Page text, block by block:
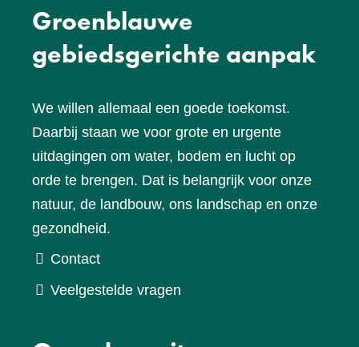
Groenblauwe
gebiedsgerichte aanpak
We willen allemaal een goede toekomst.
Daarbij staan we voor grote en urgente
uitdagingen om water, bodem en lucht op
orde te brengen. Dat is belangrijk voor onze
natuur, de landbouw, ons landschap en onze
gezondheid.
Contact
Veelgestelde vragen